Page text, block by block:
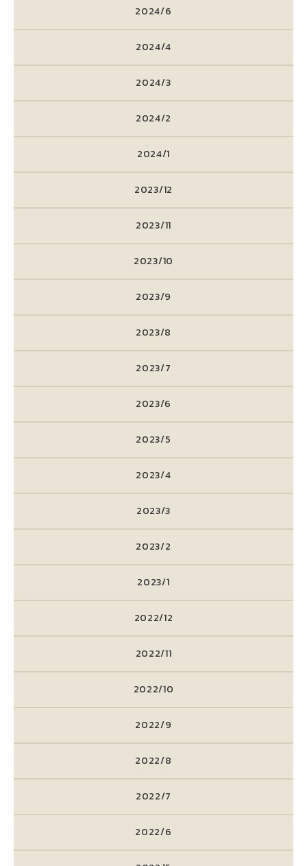
2024/6
2024/4
2024/3
2024/2
2024/1
2023/12
2023/11
2023/10
2023/9
2023/8
2023/7
2023/6
2023/5
2023/4
2023/3
2023/2
2023/1
2022/12
2022/11
2022/10
2022/9
2022/8
2022/7
2022/6